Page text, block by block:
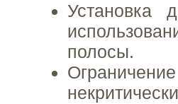
Установка
полосы.